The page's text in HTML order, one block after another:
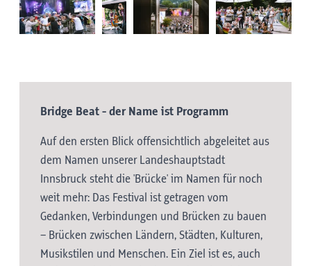
Bridge Beat - der Name ist Programm
Auf den ersten Blick offensichtlich abgeleitet aus
dem Namen unserer Landeshauptstadt
Innsbruck steht die 'Brücke' im Namen für noch
weit mehr: Das Festival ist getragen vom
Gedanken, Verbindungen und Brücken zu bauen
– Brücken zwischen Ländern, Städten, Kulturen,
Musikstilen und Menschen. Ein Ziel ist es, auch